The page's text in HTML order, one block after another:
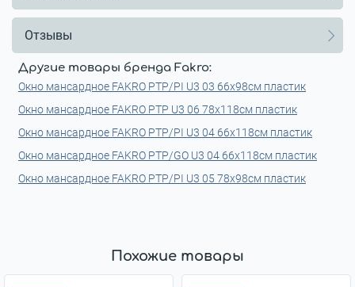
Отзывы
Другие товары бренда Fakro:
Окно мансардное FAKRO PTP/PI U3 03 66x98см пластик
Окно мансардное FAKRO PTP U3 06 78x118см пластик
Окно мансардное FAKRO PTP/PI U3 04 66x118см пластик
Окно мансардное FAKRO PTP/GO U3 04 66x118см пластик
Окно мансардное FAKRO PTP/PI U3 05 78x98см пластик
Похожие товары